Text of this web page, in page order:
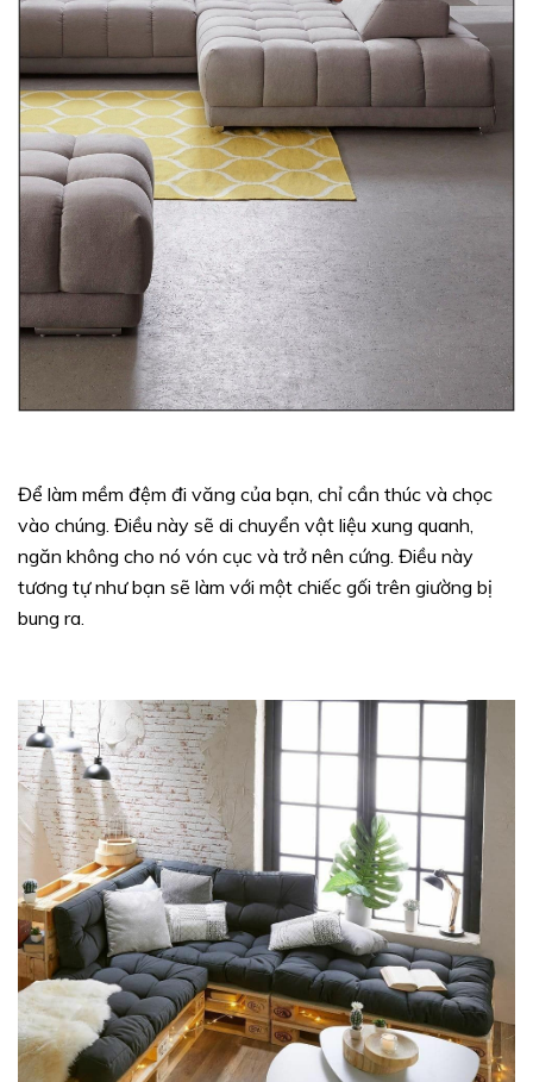
Để làm mềm đệm đi văng của bạn, chỉ cần thúc và chọc
vào chúng. Điều này sẽ di chuyển vật liệu xung quanh,
ngăn không cho nó vón cục và trở nên cứng. Điều này
tương tự như bạn sẽ làm với một chiếc gối trên giường bị
bung ra.